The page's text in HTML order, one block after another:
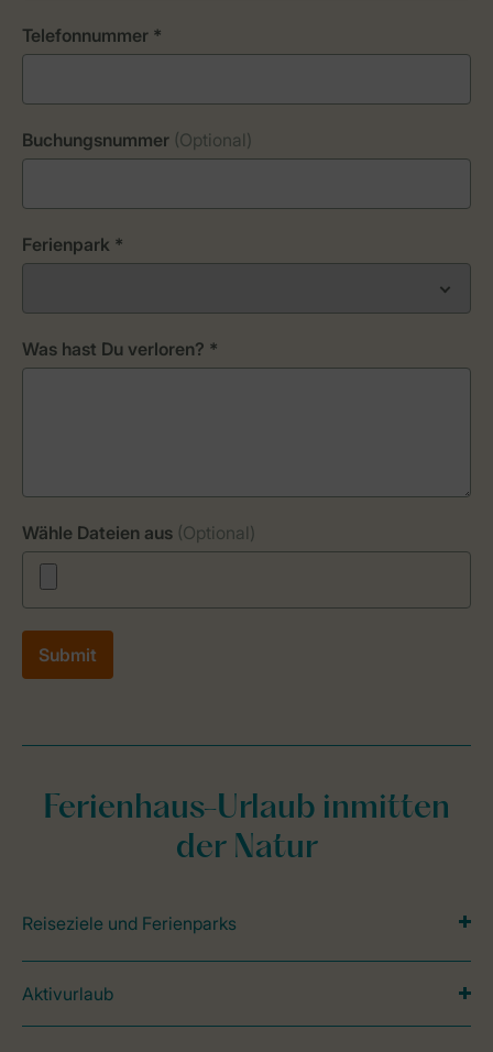
Telefonnummer *
Buchungsnummer (Optional)
Ferienpark *
Was hast Du verloren? *
Wähle Dateien aus (Optional)
Ferienhaus-Urlaub inmitten
der Natur
Reiseziele und Ferienparks
Aktivurlaub